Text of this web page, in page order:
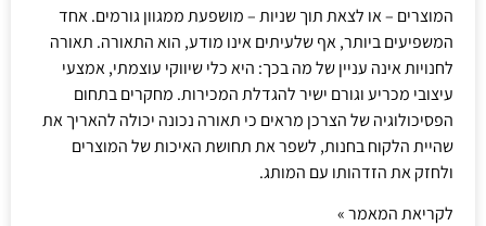
המוצרים – או לצאת תוך שניות – מושפעת ממגוון גורמים. אחד
המשפיעים ביותר, אף שלעיתים אינו מודע, הוא התאורה. תאורה
לחנויות אינה עניין של מה בכך: היא כלי שיווקי עוצמתי, אמצעי
עיצובי מכריע וגורם ישיר להגדלת המכירות. מחקרים בתחום
הפסיכולוגיה של הצרכן מראים כי תאורה נכונה יכולה להאריך את
שהיית הלקוח בחנות, לשפר את תחושת האיכות של המוצרים
ולחזק את הזדהותו עם המותג.
לקריאת המאמר »